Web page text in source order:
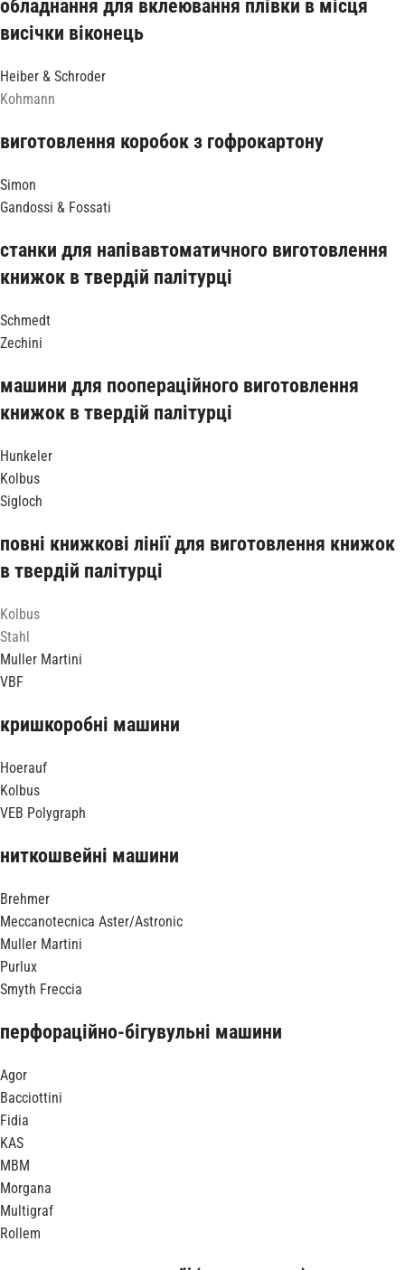
обладнання для вклеювання плівки в місця
висічки віконець
Heiber & Schroder
Kohmann
виготовлення коробок з гофрокартону
Simon
Gandossi & Fossati
станки для напівавтоматичного виготовлення
книжок в твердій палітурці
Schmedt
Zechini
машини для поопераційного виготовлення
книжок в твердій палітурці
Hunkeler
Kolbus
Sigloch
повні книжкові лінії для виготовлення книжок
в твердій палітурці
Kolbus
Stahl
Muller Martini
VBF
кришкоробні машини
Hoerauf
Kolbus
VEB Polygraph
ниткошвейні машини
Brehmer
Meccanotecnica Aster/Astronic
Muller Martini
Purlux
Smyth Freccia
перфораційно-бігувульні машини
Agor
Bacciottini
Fidia
KAS
MBM
Morgana
Multigraf
Rollem